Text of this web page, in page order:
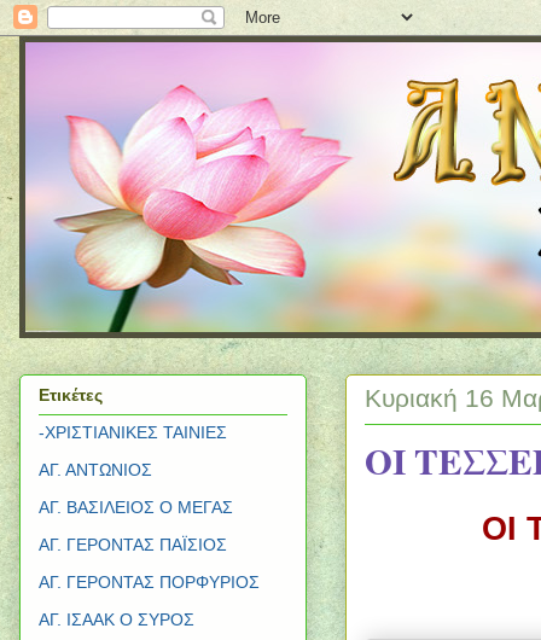
Κυριακή 16
ΟΙ
ΟΙ
Ετικέτες
-ΧΡΙΣΤΙΑΝΙΚΕΣ ΤΑΙΝΙΕΣ
ΑΓ. ΑΝΤΩΝΙΟΣ
ΑΓ. ΒΑΣΙΛΕΙΟΣ Ο ΜΕΓΑΣ
ΑΓ. ΓΕΡΟΝΤΑΣ ΠΑΪΣΙΟΣ
ΑΓ. ΓΕΡΟΝΤΑΣ ΠΟΡΦΥΡΙΟΣ
ΑΓ. ΙΣΑΑΚ Ο ΣΥΡΟΣ